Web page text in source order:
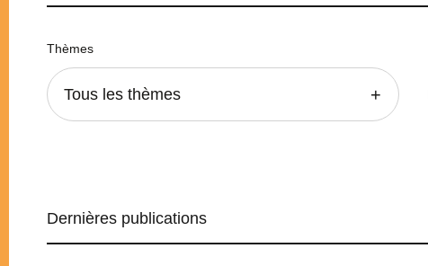
Thèmes
Tous les thèmes
Dernières publications